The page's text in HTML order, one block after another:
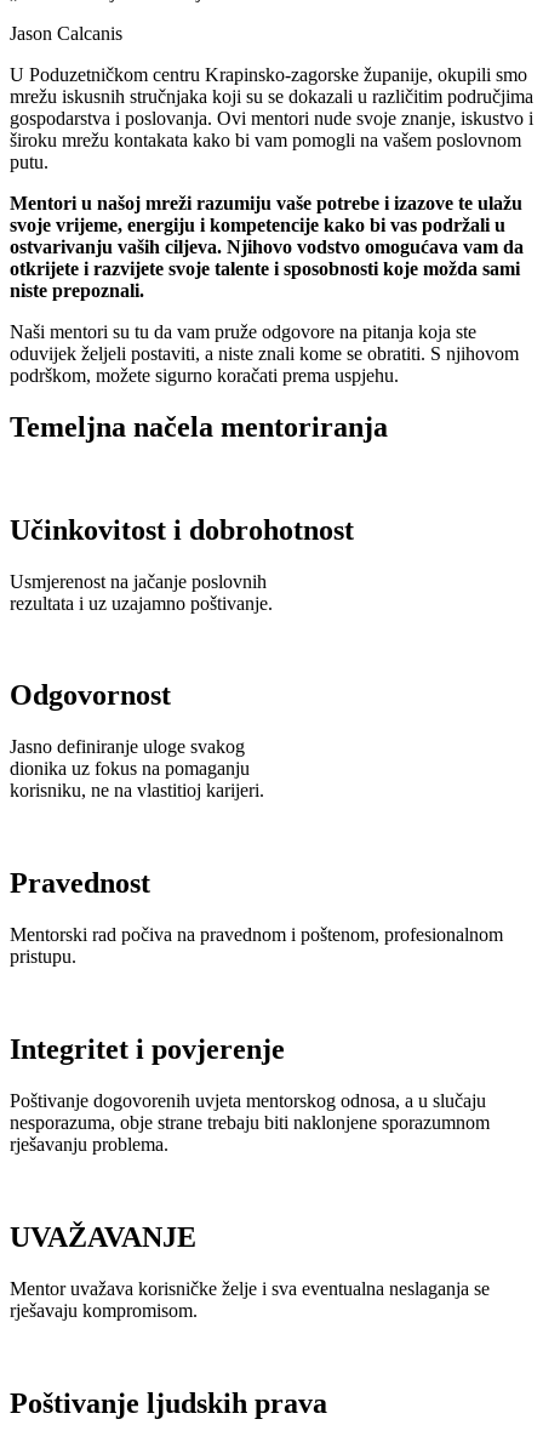
Jason Calcanis
U Poduzetničkom centru Krapinsko-zagorske županije, okupili smo
mrežu iskusnih stručnjaka koji su se dokazali u različitim područjima
gospodarstva i poslovanja. Ovi mentori nude svoje znanje, iskustvo i
široku mrežu kontakata kako bi vam pomogli na vašem poslovnom
putu.
Mentori u našoj mreži razumiju vaše potrebe i izazove te ulažu
svoje vrijeme, energiju i kompetencije kako bi vas podržali u
ostvarivanju vaših ciljeva. Njihovo vodstvo omogućava vam da
otkrijete i razvijete svoje talente i sposobnosti koje možda sami
niste prepoznali.
Naši mentori su tu da vam pruže odgovore na pitanja koja ste
oduvijek željeli postaviti, a niste znali kome se obratiti. S njihovom
podrškom, možete sigurno koračati prema uspjehu.
Temeljna načela mentoriranja
Učinkovitost i dobrohotnost
Usmjerenost na jačanje poslovnih
rezultata i uz uzajamno poštivanje.
Odgovornost
Jasno definiranje uloge svakog
dionika uz fokus na pomaganju
korisniku, ne na vlastitioj karijeri.
Pravednost
Mentorski rad počiva na pravednom i poštenom, profesionalnom
pristupu.
Integritet i povjerenje
Poštivanje dogovorenih uvjeta mentorskog odnosa, a u slučaju
nesporazuma, obje strane trebaju biti naklonjene sporazumnom
rješavanju problema.
UVAŽAVANJE
Mentor uvažava korisničke želje i sva eventualna neslaganja se
rješavaju kompromisom.
Poštivanje ljudskih prava